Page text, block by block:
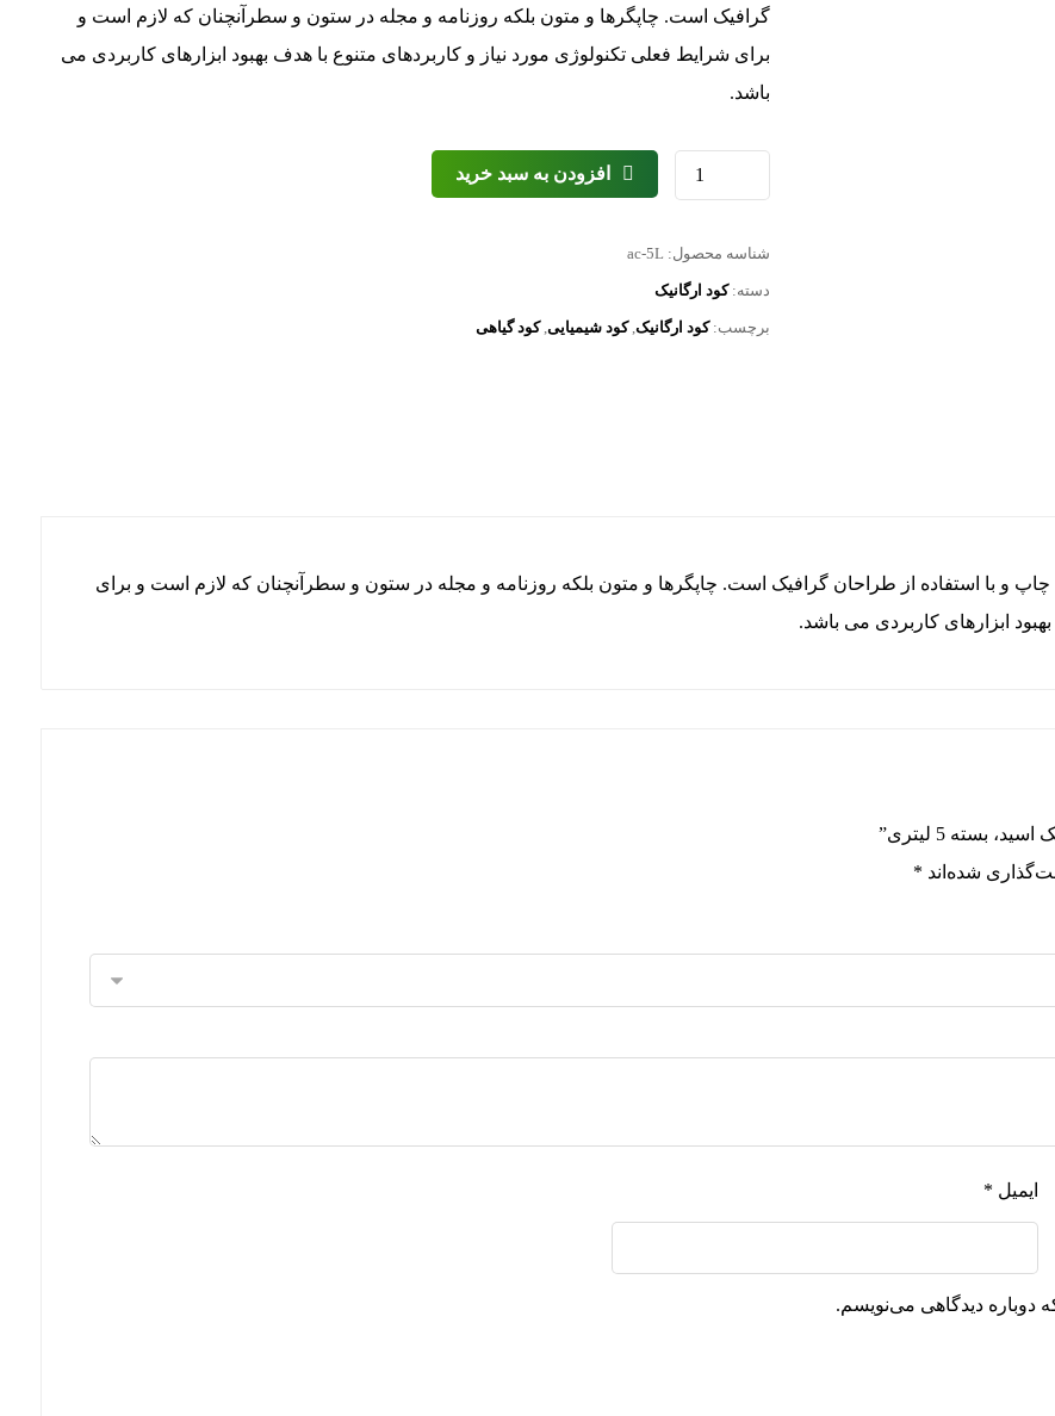
گرافیک است. چاپگرها و متون بلکه روزنامه و مجله در ستون و سطرآنچنان که لازم است و
برای شرایط فعلی تکنولوژی مورد نیاز و کاربردهای متنوع با هدف بهبود ابزارهای کاربردی می
باشد.
افزودن به سبد خرید
شناسه محصول: ac-5L
دسته:کود ارگانیک
برچسب:کود ارگانیک,کود شیمیایی,کود گیاهی
و با استفاده از طراحان گرافیک است. چاپگرها و متون بلکه روزنامه و مجله در ستون و سطرآنچنان که لازم است و برای
ابزارهای کاربردی می باشد.
بسته 5 لیتری”
شده‌اند *
ایمیل *
دوباره دیدگاهی می‌نویسم.